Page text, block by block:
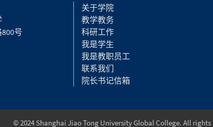
号
关于学院
教学教务
科研工作
我是学生
我是教职员工
联系我们
院长书记信箱
© 2024 Shanghai Jiao Tong University Global College. All rights